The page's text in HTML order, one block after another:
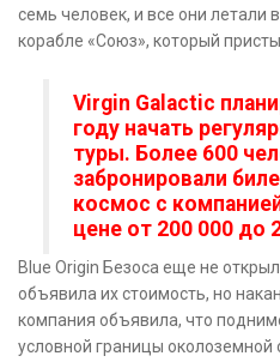
семь человек, и все они летали
корабле «Союз», который
Virgin Galactic
году начать
туры. Более 600
забронировали
космос с
цене от 200 000 до
Blue Origin Безоса еще не
объявила их стоимость, но
компания объявила, что
условной границы